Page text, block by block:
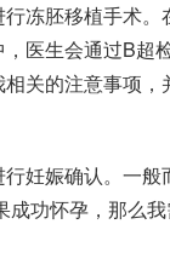
冻胚移植手术
医生会通过B
关的注意事项，
妊娠确认。一
功怀孕，那么